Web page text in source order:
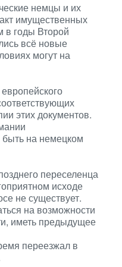
немцы и их
имущественных
в годы Второй
всё новые
могут на
этих документов.
на немецком
переселенца
исходе
не существует.
на возможности
иметь предыдущее
переезжал в